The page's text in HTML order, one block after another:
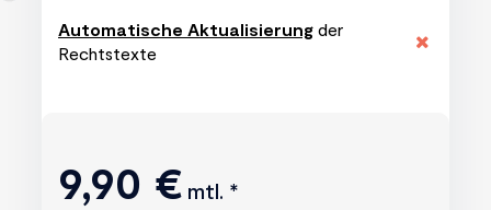
Automatische Aktualisierung der
Rechtstexte
9,90 € mtl. *